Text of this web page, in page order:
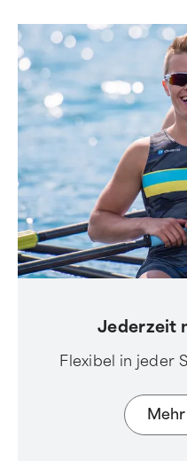
Jederzeit
Flexibel in jeder